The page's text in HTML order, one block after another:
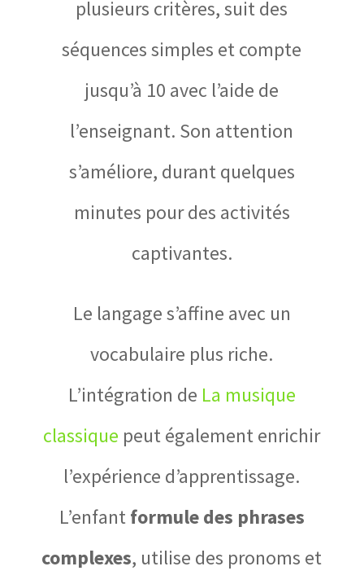
plusieurs critères, suit des
séquences simples et compte
jusqu’à 10 avec l’aide de
l’enseignant. Son attention
s’améliore, durant quelques
minutes pour des activités
captivantes.
Le langage s’affine avec un
vocabulaire plus riche.
L’intégration de La musique
classique peut également enrichir
l’expérience d’apprentissage.
L’enfantformule des phrases
complexes, utilise des pronoms et